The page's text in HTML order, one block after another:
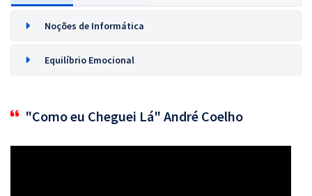
Noções de Informática
Equilíbrio Emocional
"Como eu Cheguei Lá" André Coelho